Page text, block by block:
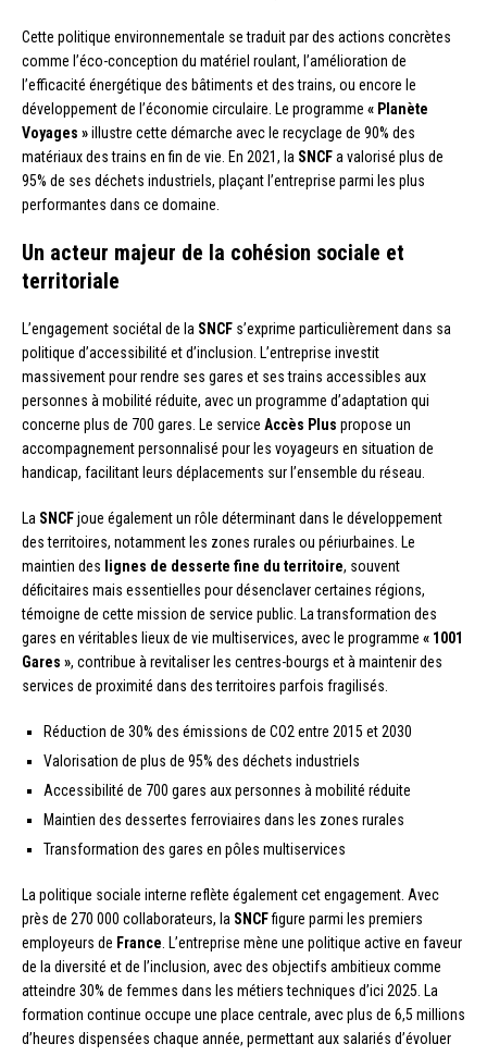
Cette politique environnementale se traduit par des actions concrètes
comme l’éco-conception du matériel roulant, l’amélioration de
l’efficacité énergétique des bâtiments et des trains, ou encore le
développement de l’économie circulaire. Le programme « Planète
Voyages »illustre cette démarche avec le recyclage de 90% des
matériaux des trains en fin de vie. En 2021, la SNCFa valorisé plus de
95% de ses déchets industriels, plaçant l’entreprise parmi les plus
performantes dans ce domaine.
Un acteur majeur de la cohésion sociale et
territoriale
L’engagement sociétal de la SNCF s’exprime particulièrement dans sa
politique d’accessibilité et d’inclusion. L’entreprise investit
massivement pour rendre ses gares et ses trains accessibles aux
personnes à mobilité réduite, avec un programme d’adaptation qui
concerne plus de 700 gares. Le service Accès Plus propose un
accompagnement personnalisé pour les voyageurs en situation de
handicap, facilitant leurs déplacements sur l’ensemble du réseau.
La SNCFjoue également un rôle déterminant dans le développement
des territoires, notamment les zones rurales ou périurbaines. Le
maintien des lignes de desserte fine du territoire, souvent
déficitaires mais essentielles pour désenclaver certaines régions,
témoigne de cette mission de service public. La transformation des
gares en véritables lieux de vie multiservices, avec le programme « 1001
Gares », contribue à revitaliser les centres-bourgs et à maintenir des
services de proximité dans des territoires parfois fragilisés.
Réduction de 30% des émissions de CO2 entre 2015 et 2030
Valorisation de plus de 95% des déchets industriels
Accessibilité de 700 gares aux personnes à mobilité réduite
Maintien des dessertes ferroviaires dans les zones rurales
Transformation des gares en pôles multiservices
La politique sociale interne reflète également cet engagement. Avec
près de 270 000 collaborateurs, la SNCFfigure parmi les premiers
employeurs de France. L’entreprise mène une politique active en faveur
de la diversité et de l’inclusion, avec des objectifs ambitieux comme
atteindre 30% de femmes dans les métiers techniques d’ici 2025. La
formation continue occupe une place centrale, avec plus de 6,5 millions
d’heures dispensées chaque année, permettant aux salariés d’évoluer